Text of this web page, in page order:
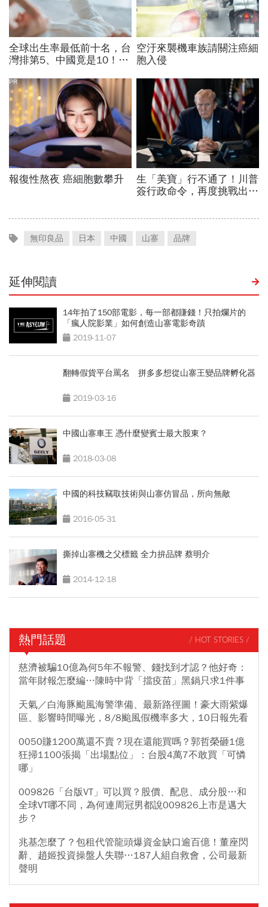
無印良品 日本 中國 山寨 品牌
延伸閱讀
14年拍了150部電影，每一部都賺錢！只拍爛片的
「瘋人院影業」如何創造山寨電影奇蹟
2019-11-07
翻轉假貨平台罵名 拼多多想從山寨王變品牌孵化器
2019-03-16
中國山寨車王 憑什麼變賓士最大股東？
2018-03-08
中國的科技竊取技術與山寨仿冒品，所向無敵
2016-05-31
撕掉山寨機之父標籤 全力拚品牌 蔡明介
2014-12-18
熱門話題 / HOT STORIES /
慈濟被騙10億為何5年不報警、錢找到才認？他好奇：
當年財報怎麼編…陳時中背「擋疫苗」黑鍋只求1件事
天氣／白海豚颱風海警準備、最新路徑圖！豪大雨紫爆
區、影響時間曝光，8/8颱風假機率多大，10日報先看
0050賺1200萬還不賣？現在還能買嗎？郭哲榮砸1億
狂掃1100張揭「出場點位」：台股4萬7不敢買「可憐
哪」
009826「台版VT」可以買？股價、配息、成分股…和
全球VT哪不同，為何連周冠男都說009826上市是邁大
步？
兆基怎麼了？包租代管龍頭爆資金缺口逾百億！董座閃
辭、趙姬投資操盤人失聯…187人組自救會，公司最新
聲明